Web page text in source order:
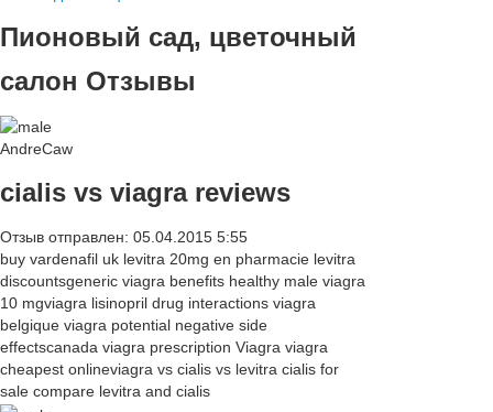
Пионовый сад, цветочный
салон Отзывы
AndreCaw
cialis vs viagra reviews
Отзыв отправлен: 05.04.2015 5:55
buy vardenafil uk levitra 20mg en pharmacie levitra
discountsgeneric viagra benefits healthy male viagra
10 mgviagra lisinopril drug interactions viagra
belgique viagra potential negative side
effectscanada viagra prescription Viagra viagra
cheapest onlineviagra vs cialis vs levitra cialis for
sale compare levitra and cialis